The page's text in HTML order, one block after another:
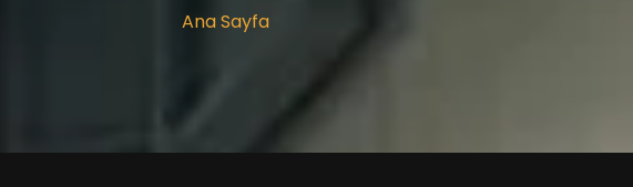
Ana Sayfa